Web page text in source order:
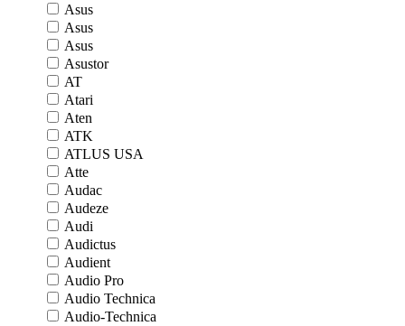
Asus
Asus
Asus
Asustor
AT
Atari
Aten
ATK
ATLUS USA
Atte
Audac
Audeze
Audi
Audictus
Audient
Audio Pro
Audio Technica
Audio-Technica